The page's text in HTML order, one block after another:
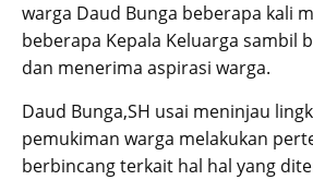
warga Daud Bunga beberapa kali
beberapa Kepala Keluarga sambil
dan menerima aspirasi warga.
Daud Bunga,SH usai meninjau
pemukiman warga melakukan
berbincang terkait hal hal yang